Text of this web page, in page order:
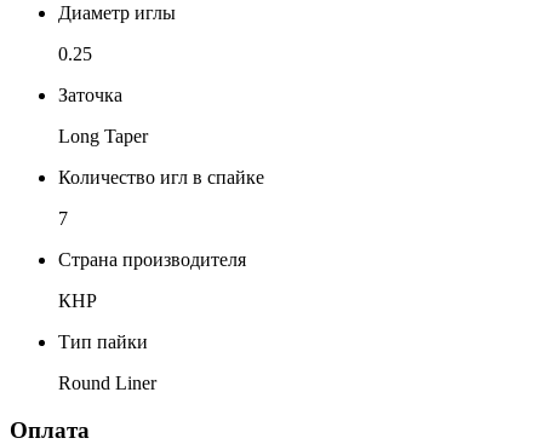
Диаметр иглы
0.25
Заточка
Long Taper
Количество игл в спайке
7
Страна производителя
КНР
Тип пайки
Round Liner
Оплата